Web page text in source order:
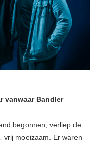
vanwaar Bandler
begonnen, verliep de
moeizaam. Er waren